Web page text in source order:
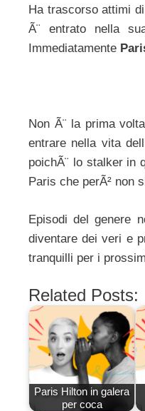
Ha trascorso attimi
Ã¨ entrato nella
Immediatamente
Non Ã¨ la prima
entrare nella vita
poichÃ¨ lo stalker in
Paris che perÃ² non
Episodi del genere
diventare dei veri e
tranquilli per i
Related Posts:
Paris Hilton in galera
per coca